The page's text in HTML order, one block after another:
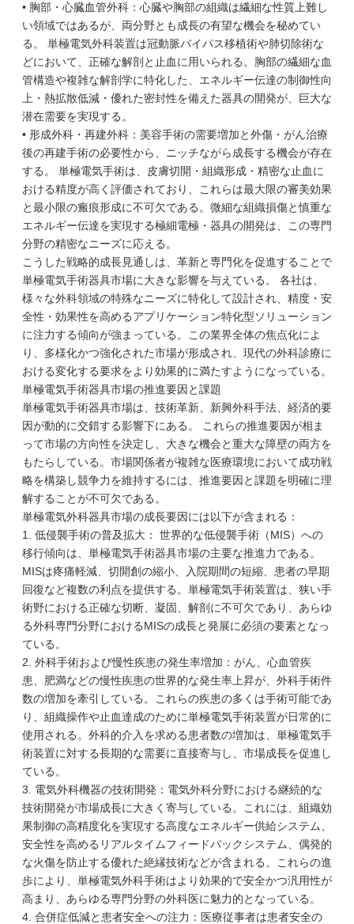
• 胸部・心臓血管外科：心臓や胸部の組織は繊細な性質上難し
い領域ではあるが、両分野とも成長の有望な機会を秘めてい
る。 単極電気外科装置は冠動脈バイパス移植術や肺切除術な
どにおいて、正確な解剖と止血に用いられる。胸部の繊細な血
管構造や複雑な解剖学に特化した、エネルギー伝達の制御性向
上・熱拡散低減・優れた密封性を備えた器具の開発が、巨大な
潜在需要を実現する。
• 形成外科・再建外科：美容手術の需要増加と外傷・がん治療
後の再建手術の必要性から、ニッチながら成長する機会が存在
する。 単極電気手術は、皮膚切開・組織形成・精密な止血に
おける精度が高く評価されており、これらは最大限の審美効果
と最小限の瘢痕形成に不可欠である。微細な組織損傷と慎重な
エネルギー伝達を実現する極細電極・器具の開発は、この専門
分野の精密なニーズに応える。
こうした戦略的成長見通しは、革新と専門化を促進することで
単極電気手術器具市場に大きな影響を与えている。 各社は、
様々な外科領域の特殊なニーズに特化して設計され、精度・安
全性・効果性を高めるアプリケーション特化型ソリューション
に注力する傾向が強まっている。この業界全体の焦点化によ
り、多様化かつ強化された市場が形成され、現代の外科診療に
おける変化する要求をより効果的に満たすようになっている。
単極電気手術器具市場の推進要因と課題
単極電気手術器具市場は、技術革新、新興外科手法、経済的要
因が動的に交錯する影響下にある。 これらの推進要因が相ま
って市場の方向性を決定し、大きな機会と重大な障壁の両方を
もたらしている。市場関係者が複雑な医療環境において成功戦
略を構築し競争力を維持するには、推進要因と課題を明確に理
解することが不可欠である。
単極電気外科器具市場の成長要因には以下が含まれる：
1. 低侵襲手術の普及拡大： 世界的な低侵襲手術（MIS）への
移行傾向は、単極電気手術器具市場の主要な推進力である。
MISは疼痛軽減、切開創の縮小、入院期間の短縮、患者の早期
回復など複数の利点を提供する。単極電気手術装置は、狭い手
術野における正確な切断、凝固、解剖に不可欠であり、あらゆ
る外科専門分野におけるMISの成長と発展に必須の要素となっ
ている。
2. 外科手術および慢性疾患の発生率増加：がん、心血管疾
患、肥満などの慢性疾患の世界的な発生率上昇が、外科手術件
数の増加を牽引している。これらの疾患の多くは手術可能であ
り、組織操作や止血達成のために単極電気手術装置が日常的に
使用される。外科的介入を求める患者数の増加は、単極電気手
術装置に対する長期的な需要に直接寄与し、市場成長を促進し
ている。
3. 電気外科機器の技術開発：電気外科分野における継続的な
技術開発が市場成長に大きく寄与している。これには、組織効
果制御の高精度化を実現する高度なエネルギー供給システム、
安全性を高めるリアルタイムフィードバックシステム、偶発的
な火傷を防止する優れた絶縁技術などが含まれる。これらの進
歩により、単極電気外科手術はより効果的で安全かつ汎用性が
高まり、あらゆる専門分野の外科医に魅力的となっている。
4. 合併症低減と患者安全への注力：医療従事者は患者安全の